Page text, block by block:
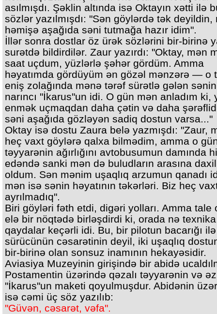
asılmışdı. Şəklin altında isə Oktayın xətti ilə
sözlər yazılmışdı: "Sən göylərdə tək deyildin,
həmişə aşağıda səni tutmağa hazır idim".
İllər sonra dostlar öz ürək sözlərini bir-birinə
surətdə bildirdilər. Zaur yazırdı: "Oktay, mən
saat uçdum, yüzlərlə şəhər gördüm. Amma
həyatımda gördüyüm ən gözəl mənzərə — o
eniş zolağında mənə tərəf sürətlə gələn sənin
narıncı "İkarus"un idi. O gün mən anladım ki,
enmək uçmaqdan daha çətin və daha
səni aşağıda gözləyən sadiq dostun varsa..."
Oktay isə dostu Zaura belə yazmışdı: "Zaur,
heç vaxt göylərə qalxa bilmədim, amma o
təyyarənin ağırlığını avtobusumun damında
edəndə sanki mən də buludların arasına daxil
oldum. Sən mənim uşaqlıq arzumun qanadı
mən isə sənin həyatının təkərləri. Biz heç
ayrılmadıq".
Biri göyləri fəth etdi, digəri yolları. Amma tale
elə bir nöqtədə birləşdirdi ki, orada nə
qaydalar keçərli idi. Bu, bir pilotun bacarığı
sürücünün cəsarətinin deyil, iki uşaqlıq
bir-birinə olan sonsuz inamının hekayəsidir.
Aviasiya Muzeyinin girişində bir abidə
Postamentin üzərində qəzalı təyyarənin və
"İkarus"un maketi qoyulmuşdur. Abidənin
isə cəmi üç söz yazılıb:
"Güvən, cəsarət, vəfa".